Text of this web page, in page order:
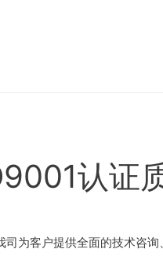
认证
为客户提供全面的技术咨